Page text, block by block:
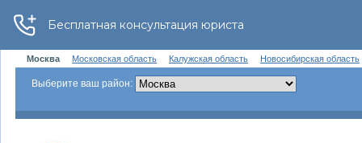
Москва Московская область Калужская область Новосибирская область
Выберите ваш район: